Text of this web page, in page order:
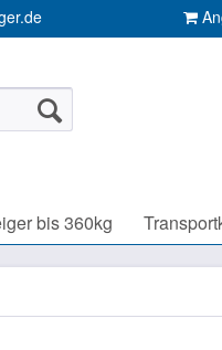
bis 360kg